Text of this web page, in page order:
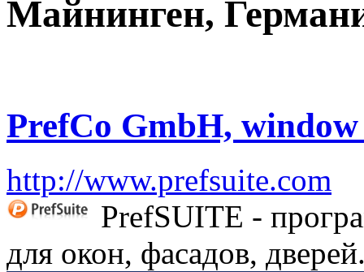
Майнинген,
PrefCo GmbH, window
http://www.prefsuite.com
PrefSUITE -
для окон, фасадов,